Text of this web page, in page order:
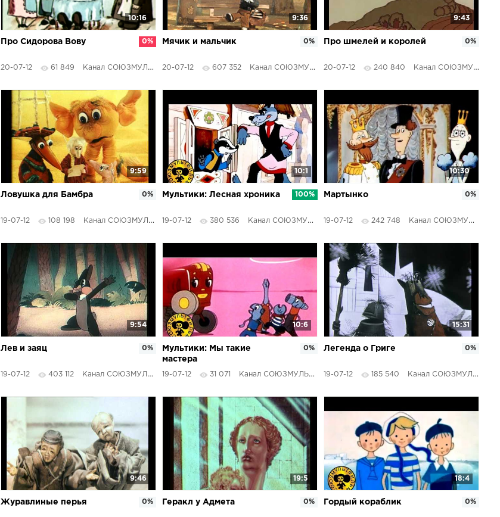
10:16
Про Сидорова Вову
20-07-12 61 849 Канал СОЮЗМУЛЬТФИЛЬМЫ
0%
9:36
Мячик и мальчик
20-07-12 607 352 Канал СОЮЗМУЛЬТФИЛЬМЫ
0%
9:43
Про шмелей и королей
20-07-12 240 840 Канал СОЮЗМУЛЬТФИЛЬМЫ
0%
9:59
Ловушка для Бамбра
19-07-12 108 198 Канал СОЮЗМУЛЬТФИЛЬМЫ
0%
10:1
Мультики: Лесная хроника
19-07-12 380 536 Канал СОЮЗМУЛЬТФИЛЬМЫ
100%
10:30
Мартынко
19-07-12 242 748 Канал СОЮЗМУЛЬТФИЛЬМЫ
0%
9:54
Лев и заяц
19-07-12 403 112 Канал СОЮЗМУЛЬТФИЛЬМЫ
0%
10:6
Мультики: Мы такие
мастера
19-07-12 31 071 Канал СОЮЗМУЛЬТФИЛЬМЫ
0%
15:31
Легенда о Григе
19-07-12 185 540 Канал СОЮЗМУЛЬТФИЛЬМЫ
0%
9:46
Журавлиные перья 0%
19:5
Геракл у Адмета 0%
18:4
Гордый кораблик 0%